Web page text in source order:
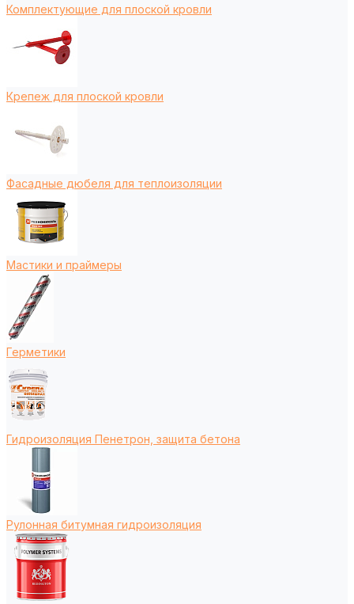
Комплектующие для плоской кровли
Крепеж для плоской кровли
Фасадные дюбеля для теплоизоляции
Мастики и праймеры
Герметики
Гидроизоляция Пенетрон, защита бетона
Рулонная битумная гидроизоляция